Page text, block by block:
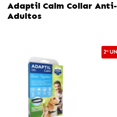
Adaptil Calm Collar
Adultos
2ª